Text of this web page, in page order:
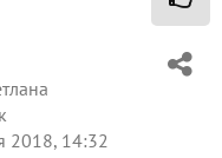
2018, 14:32